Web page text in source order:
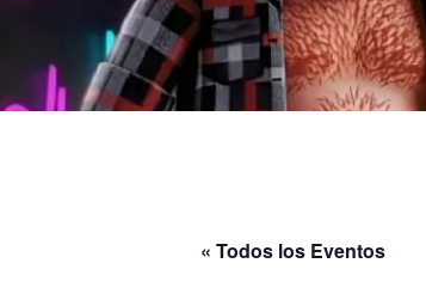
« Todos los Eventos